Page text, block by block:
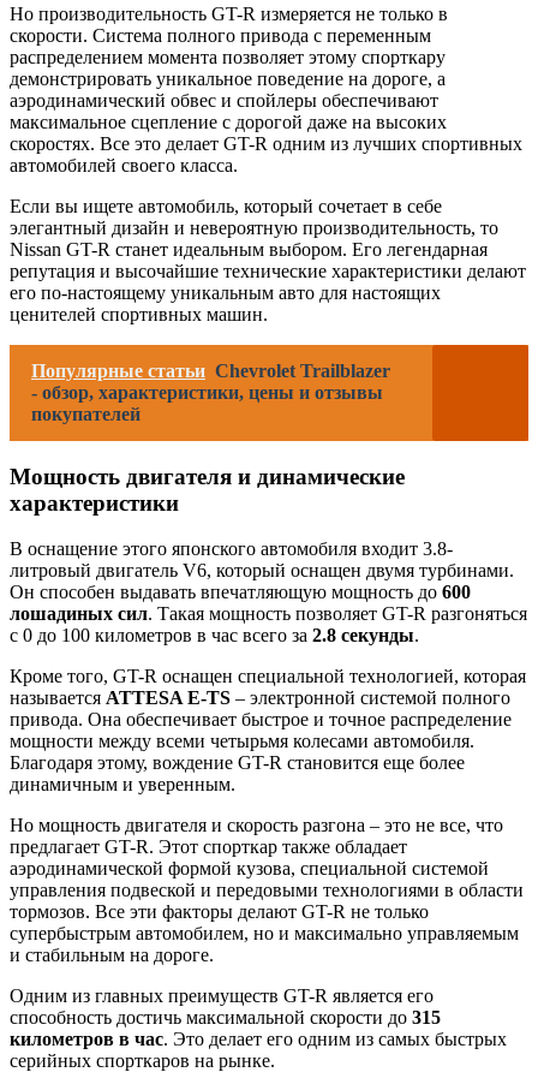
Но производительность GT-R измеряется не только в
скорости. Система полного привода с переменным
распределением момента позволяет этому спорткару
демонстрировать уникальное поведение на дороге, а
аэродинамический обвес и спойлеры обеспечивают
максимальное сцепление с дорогой даже на высоких
скоростях. Все это делает GT-R одним из лучших спортивных
автомобилей своего класса.
Если вы ищете автомобиль, который сочетает в себе
элегантный дизайн и невероятную производительность, то
Nissan GT-R станет идеальным выбором. Его легендарная
репутация и высочайшие технические характеристики делают
его по-настоящему уникальным авто для настоящих
ценителей спортивных машин.
Популярные статьи Chevrolet Trailblazer
- обзор, характеристики, цены и отзывы
покупателей
Мощность двигателя и динамические
характеристики
В оснащение этого японского автомобиля входит 3.8-
литровый двигатель V6, который оснащен двумя турбинами.
Он способен выдавать впечатляющую мощность до 600
лошадиных сил. Такая мощность позволяет GT-R разгоняться
с 0 до 100 километров в час всего за 2.8 секунды.
Кроме того, GT-R оснащен специальной технологией, которая
называется ATTESA E-TS – электронной системой полного
привода. Она обеспечивает быстрое и точное распределение
мощности между всеми четырьмя колесами автомобиля.
Благодаря этому, вождение GT-R становится еще более
динамичным и уверенным.
Но мощность двигателя и скорость разгона – это не все, что
предлагает GT-R. Этот спорткар также обладает
аэродинамической формой кузова, специальной системой
управления подвеской и передовыми технологиями в области
тормозов. Все эти факторы делают GT-R не только
супербыстрым автомобилем, но и максимально управляемым
и стабильным на дороге.
Одним из главных преимуществ GT-R является его
способность достичь максимальной скорости до 315
километров в час. Это делает его одним из самых быстрых
серийных спорткаров на рынке.